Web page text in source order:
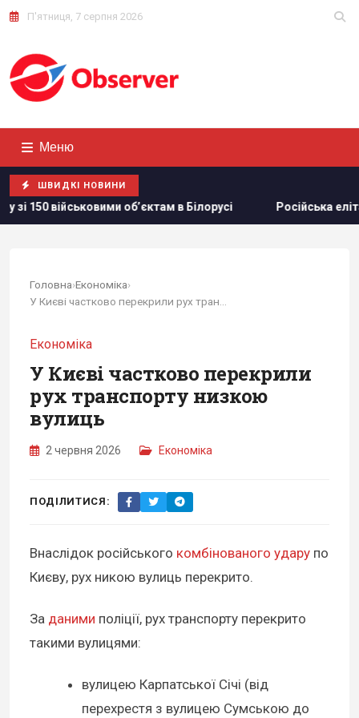
П'ятниця, 7 серпня 2026
Меню
ШВИДКІ НОВИНИ
обʼєктам в Білорусі Російська еліта боїться
Головна›Економіка›
Економіка
У Києві частково перекрили
рух транспорту низкою
вулиць
2 червня 2026 Економіка
ПОДІЛИТИСЯ:
Внаслідок російського комбінованого удару по
Києву, рух никою вулиць перекрито.
За даними поліції, рух транспорту перекрито
такими вулицями:
вулицею Карпатської Січі (від
перехрестя з вулицею Сумською до